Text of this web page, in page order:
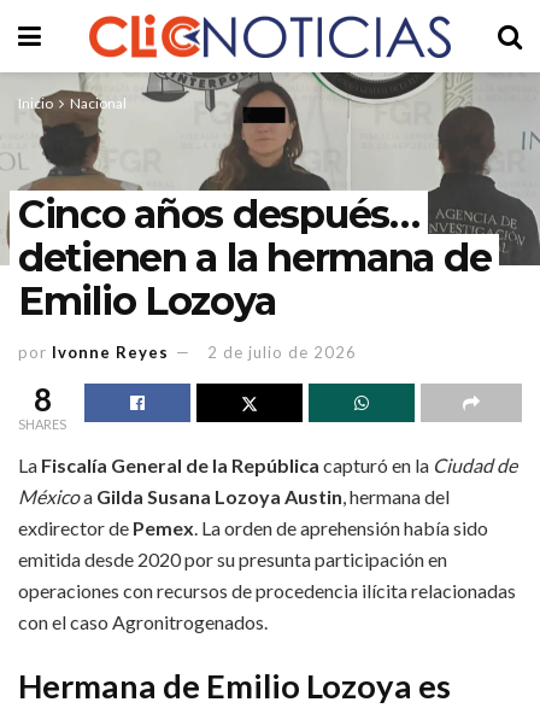
Inicio Nacional
Cinco años después…
detienen a la hermana de
Emilio Lozoya
por Ivonne Reyes 2 de julio de 2026
8
SHARES
La Fiscalía General de la República capturó en la Ciudad de
Méxicoa Gilda Susana Lozoya Austin , hermana del
exdirector de Pemex . La orden de aprehensión había sido
emitida desde 2020 por su presunta participación en
operaciones con recursos de procedencia ilícita relacionadas
con el caso Agronitrogenados.
Hermana de Emilio Lozoya es